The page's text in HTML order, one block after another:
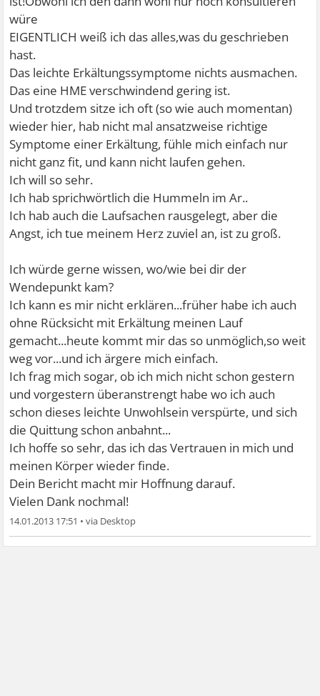
würe
EIGENTLICH weiß ich das alles,was du geschrieben
hast.
Das leichte Erkältungssymptome nichts ausmachen.
Das eine HME verschwindend gering ist.
Und trotzdem sitze ich oft (so wie auch momentan)
wieder hier, hab nicht mal ansatzweise richtige
Symptome einer Erkältung, fühle mich einfach nur
nicht ganz fit, und kann nicht laufen gehen.
Ich will so sehr.
Ich hab sprichwörtlich die Hummeln im Ar..
Ich hab auch die Laufsachen rausgelegt, aber die
Angst, ich tue meinem Herz zuviel an, ist zu groß.
Ich würde gerne wissen, wo/wie bei dir der
Wendepunkt kam?
Ich kann es mir nicht erklären...früher habe ich auch
ohne Rücksicht mit Erkältung meinen Lauf
gemacht...heute kommt mir das so unmöglich,so weit
weg vor...und ich ärgere mich einfach.
Ich frag mich sogar, ob ich mich nicht schon gestern
und vorgestern überanstrengt habe wo ich auch
schon dieses leichte Unwohlsein verspürte, und sich
die Quittung schon anbahnt...
Ich hoffe so sehr, das ich das Vertrauen in mich und
meinen Körper wieder finde.
Dein Bericht macht mir Hoffnung darauf.
Vielen Dank nochmal!
14.01.2013 17:51 •